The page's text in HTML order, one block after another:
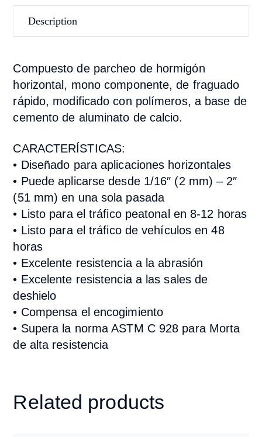
Description
Compuesto de parcheo de hormigón
horizontal, mono componente, de fraguado
rápido, modificado con polímeros, a base de
cemento de aluminato de calcio.
CARACTERÍSTICAS:
• Diseñado para aplicaciones horizontales
• Puede aplicarse desde 1/16″ (2 mm) – 2″
(51 mm) en una sola pasada
• Listo para el tráfico peatonal en 8-12 horas
• Listo para el tráfico de vehículos en 48
horas
• Excelente resistencia a la abrasión
• Excelente resistencia a las sales de
deshielo
• Compensa el encogimiento
• Supera la norma ASTM C 928 para Morta
de alta resistencia
Related products